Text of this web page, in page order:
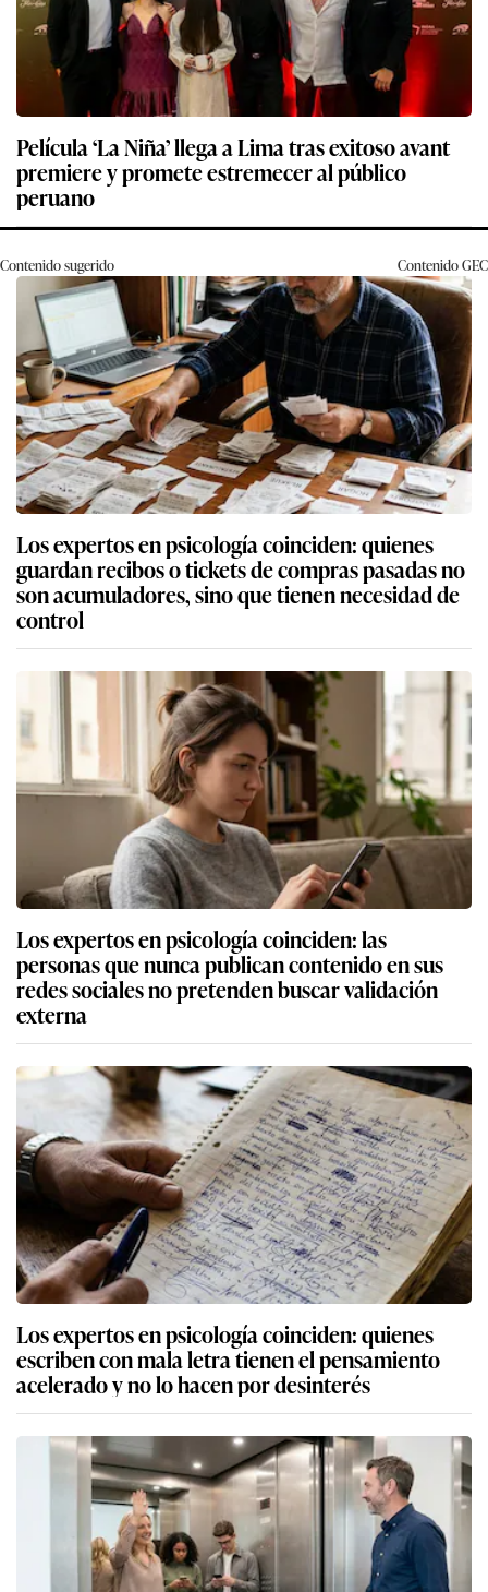
Película ‘La Niña’ llega a Lima tras exitoso avant
premiere y promete estremecer al público
peruano
Contenido sugerido ContenidoGEC
Los expertos en psicología coinciden: quienes
guardan recibos o tickets de compras pasadas no
son acumuladores, sino que tienen necesidad de
control
Los expertos en psicología coinciden: las
personas que nunca publican contenido en sus
redes sociales no pretenden buscar validación
externa
Los expertos en psicología coinciden: quienes
escriben con mala letra tienen el pensamiento
acelerado y no lo hacen por desinterés